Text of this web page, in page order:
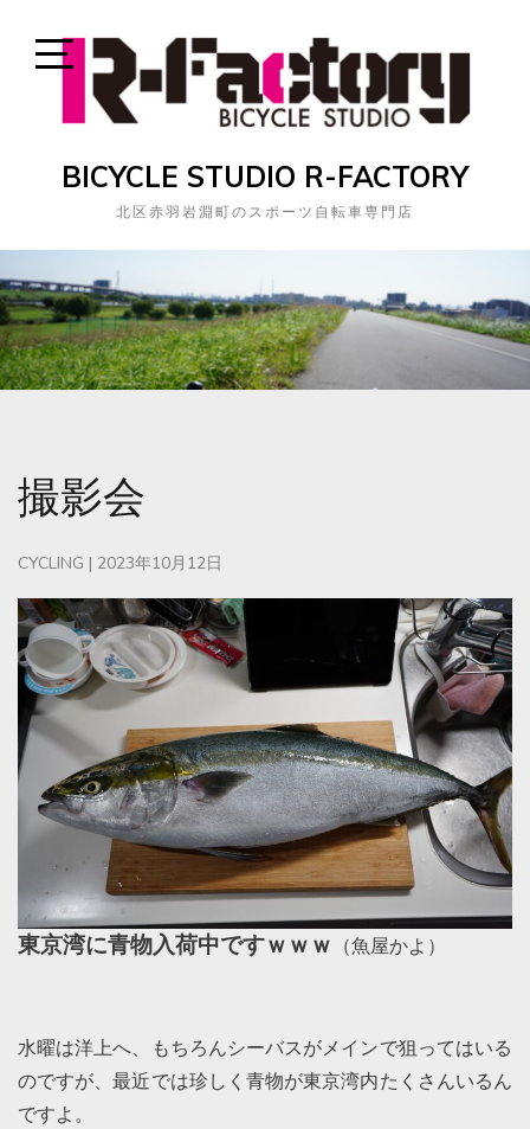
Open
Sidebar
BICYCLE STUDIO R-FACTORY
北区赤羽岩淵町のスポーツ自転車専門店
撮影会
CYCLING | 2023年10月12日
東京湾に青物入荷中ですｗｗｗ （魚屋かよ）
水曜は洋上へ、もちろんシーバスがメインで狙ってはいる
のですが、最近では珍しく青物が東京湾内たくさんいるん
ですよ。